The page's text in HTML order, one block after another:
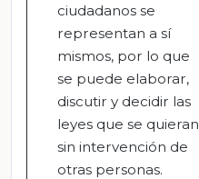
ciudadanos se
representan a sí
mismos, por lo que
se puede elaborar,
discutir y decidir las
leyes que se quieran
sin intervención de
otras personas.